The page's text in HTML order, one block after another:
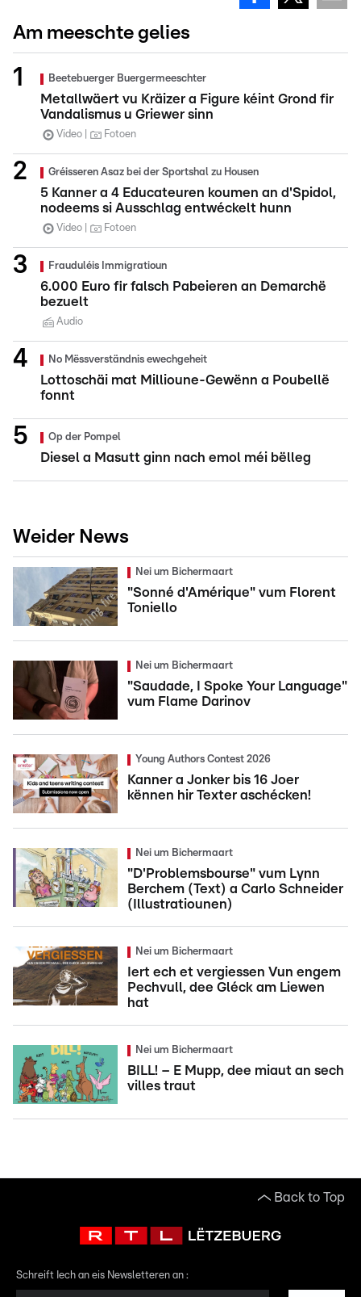
Am meeschte gelies
Beetebuerger Buergermeeschter
Metallwäert vu Kräizer a Figure kéint Grond fir
Vandalismus u Griewer sinn
Video Fotoen
Gréisseren Asaz bei der Sportshal zu Housen
5 Kanner a 4 Educateuren koumen an d'Spidol,
nodeems si Ausschlag entwéckelt hunn
Video Fotoen
Frauduléis Immigratioun
6.000 Euro fir falsch Pabeieren an Demarchë
bezuelt
Audio
No Mëssverständnis ewechgeheit
Lottoschäi mat Millioune-Gewënn a Poubellë
fonnt
Op der Pompel
Diesel a Masutt ginn nach emol méi bëlleg
Weider News
Nei um Bichermaart
"Sonné d'Amérique" vum Florent
Toniello
Nei um Bichermaart
"Saudade, I Spoke Your Language"
vum Flame Darinov
Young Authors Contest 2026
Kanner a Jonker bis 16 Joer
kënnen hir Texter aschécken!
Nei um Bichermaart
"D'Problemsbourse" vum Lynn
Berchem (Text) a Carlo Schneider
(Illustratiounen)
Nei um Bichermaart
Iert ech et vergiessen Vun engem
Pechvull, dee Gléck am Liewen
hat
Nei um Bichermaart
BILL! – E Mupp, dee miaut an sech
villes traut
Back to Top
Schreift Iech an eis Newsletteren an :